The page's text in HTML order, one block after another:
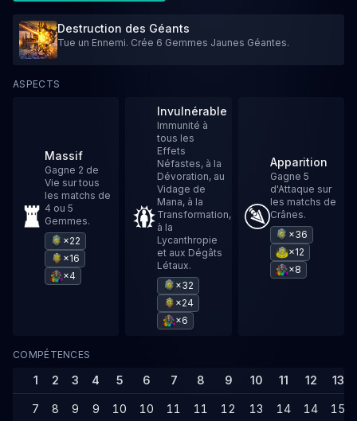
Destruction des Géants
Tue un Ennemi. Crée 6 Gemmes Jaunes Géantes.
ASPECTS
Massif
Gagne 2 de
Vie sur tous
les matchs de
4 ou 5
Gemmes.
×22
×16
×4
Invulnérable
Immunité à
tous les
Effets
Néfastes, à la
Dévoration, au
Vidage de
Mana, à la
Transformation,
à la
Lycanthropie
et aux Dégâts
Létaux.
×32
×24
×6
Apparition
Gagne 5
d'Attaque sur
les matchs de
Crânes.
×36
×12
×8
COMPÉTENCES
1 2 3 4 5 6 7 8 9 10 11 12 13
7 8 9 9 10 10 11 11 12 13 14 14 15